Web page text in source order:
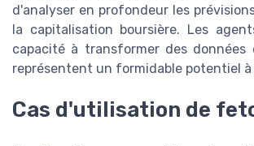
d'analyser en profondeur les
la capitalisation boursière. Les
capacité à transformer des données
représentent un formidable potentiel à
Cas d'utilisation de